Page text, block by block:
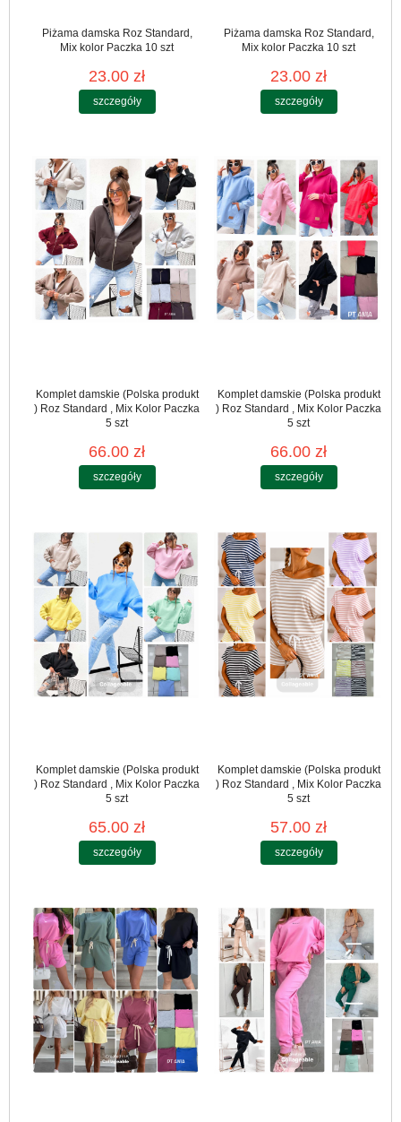
Piżama damska Roz Standard,
Mix kolor Paczka 10 szt
23.00 zł
szczegóły
Piżama damska Roz Standard,
Mix kolor Paczka 10 szt
23.00 zł
szczegóły
Komplet damskie (Polska produkt
) Roz Standard , Mix Kolor Paczka
5 szt
66.00 zł
szczegóły
Komplet damskie (Polska produkt
) Roz Standard , Mix Kolor Paczka
5 szt
66.00 zł
szczegóły
Komplet damskie (Polska produkt
) Roz Standard , Mix Kolor Paczka
5 szt
65.00 zł
szczegóły
Komplet damskie (Polska produkt
) Roz Standard , Mix Kolor Paczka
5 szt
57.00 zł
szczegóły